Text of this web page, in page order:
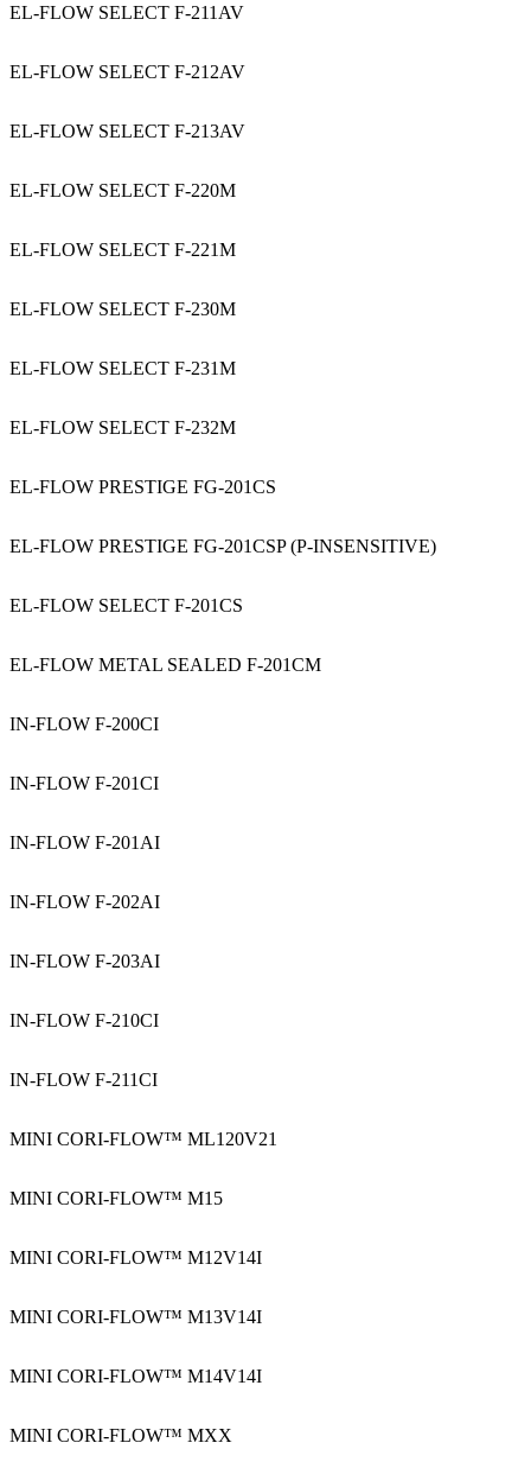
EL-FLOW SELECT F-211AV
EL-FLOW SELECT F-212AV
EL-FLOW SELECT F-213AV
EL-FLOW SELECT F-220M
EL-FLOW SELECT F-221M
EL-FLOW SELECT F-230M
EL-FLOW SELECT F-231M
EL-FLOW SELECT F-232M
EL-FLOW PRESTIGE FG-201CS
EL-FLOW PRESTIGE FG-201CSP (P-INSENSITIVE)
EL-FLOW SELECT F-201CS
EL-FLOW METAL SEALED F-201CM
IN-FLOW F-200CI
IN-FLOW F-201CI
IN-FLOW F-201AI
IN-FLOW F-202AI
IN-FLOW F-203AI
IN-FLOW F-210CI
IN-FLOW F-211CI
MINI CORI-FLOW™ ML120V21
MINI CORI-FLOW™ M15
MINI CORI-FLOW™ M12V14I
MINI CORI-FLOW™ M13V14I
MINI CORI-FLOW™ M14V14I
MINI CORI-FLOW™ MXX